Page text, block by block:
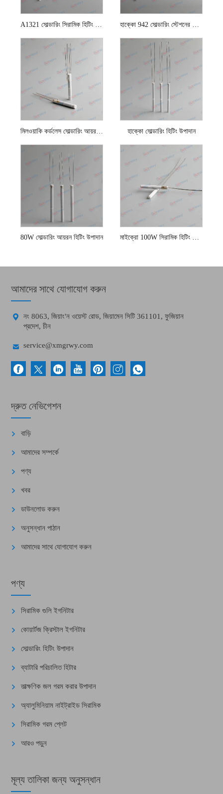
মিলওয়াকি কর্ডলেস সোল্ডারিং আয়রন হিটিং উপাদান হাক্কো সোল্ডারিং হিটিং উপাদান
80W সোল্ডারিং আয়রন হিটিং উপাদান মাইক্রো 100W সিরামিক হিটিং উপাদান
আমাদের সাথে যোগাযোগ করুন

নং 8063, জিয়াং'ন ওয়েস্ট রোড, জিয়ামেন সিটি 361101, ফুজিয়ান
প্রদেশ, চীন
 service@xmgrwy.com
দ্রুত নেভিগেশন
বাড়ি
আমাদের সম্পর্কে
পণ্য
খবর
ডাউনলোড করুন
অনুসন্ধান পাঠান
আমাদের সাথে যোগাযোগ করুন
পণ্য
সিরামিক গুলি ইগনিটার
কোয়ার্টজ ক্রিস্টাল ইগনিটার
সোল্ডারিং হিটিং উপাদান
ব্যাটারি পরিচালিত হিটার
তাত্ক্ষণিক জল গরম করার উপাদান
অ্যালুমিনিয়াম নাইট্রাইড সিরামিক
সিরামিক গরম প্লেট
আরও পড়ুন
মূল্য তালিকা জন্য অনুসন্ধান